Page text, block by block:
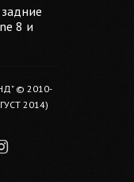
8 и
© 2010-
2014)